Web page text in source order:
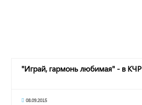
"Играй, гармонь любимая" - в КЧР
08.09.2015